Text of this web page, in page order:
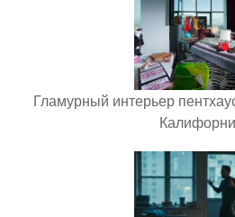
Гламурный интерьер